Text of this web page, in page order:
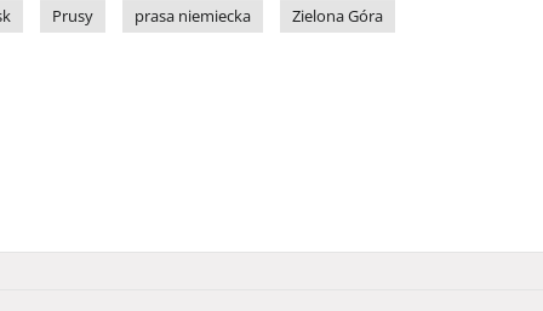
Prusy prasa niemiecka Zielona Góra